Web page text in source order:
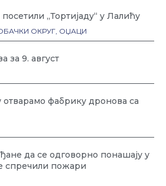
„Тортијаду“ у Лалићу
ОКРУГ, ОЏАЦИ
за 9. август
фабрику дронова са
да се одговорно понашају у
спречили пожари